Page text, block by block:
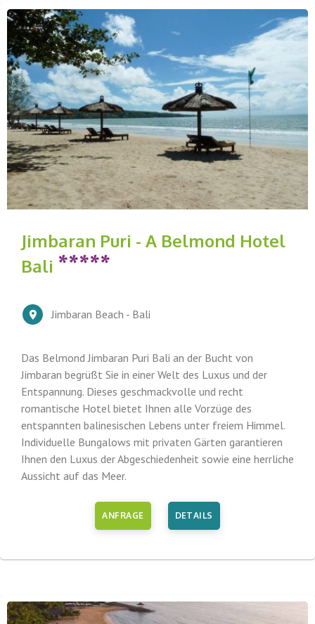
Jimbaran Puri - A Belmond Hotel
Bali
Jimbaran Beach - Bali
Das Belmond Jimbaran Puri Bali an der Bucht von
Jimbaran begrüßt Sie in einer Welt des Luxus und der
Entspannung. Dieses geschmackvolle und recht
romantische Hotel bietet Ihnen alle Vorzüge des
entspannten balinesischen Lebens unter freiem Himmel.
Individuelle Bungalows mit privaten Gärten garantieren
Ihnen den Luxus der Abgeschiedenheit sowie eine herrliche
Aussicht auf das Meer.
ANFRAGE DETAILS